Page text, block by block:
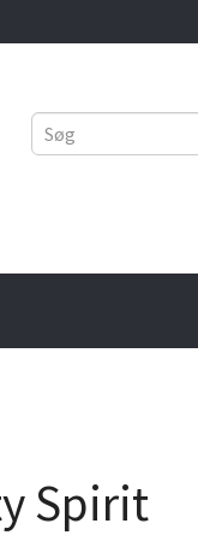
Spirit